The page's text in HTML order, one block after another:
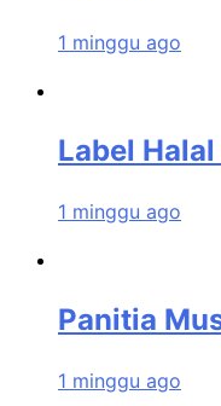
1 minggu ago
Label
1 minggu ago
Panitia
1 minggu ago